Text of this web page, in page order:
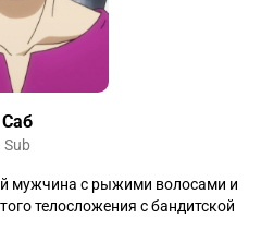
Саб
Sub
мужчина с рыжими волосами и
телосложения с бандитской